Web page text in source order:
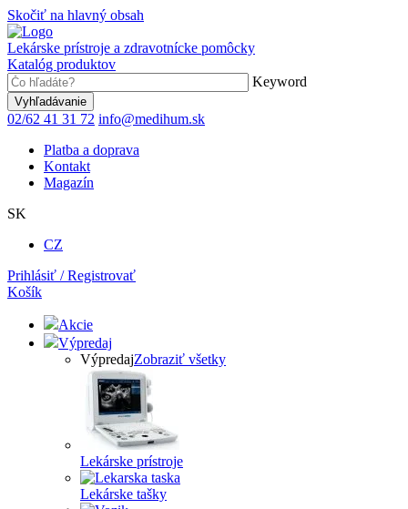
Skočiť na hlavný obsah
Lekárske prístroje a zdravotnícke pomôcky
Katalóg produktov
Keyword
02/62 41 31 72 info@medihum.sk
Platba a doprava
Kontakt
Magazín
SK
CZ
Prihlásiť / Registrovať
Košík
Akcie
Výpredaj
VýpredajZobraziť všetky
Lekárske prístroje
Lekárske tašky